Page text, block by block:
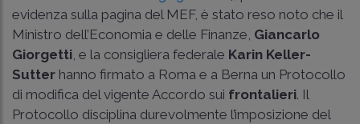
evidenza sulla pagina del MEF, è stato reso noto che il
Ministro dell’Economia e delle Finanze, Giancarlo
Giorgetti, e la consigliera federale Karin Keller-
Sutter hanno firmato a Roma e a Berna un Protocollo
di modifica del vigente Accordo sui frontalieri. Il
Protocollo disciplina durevolmente l’imposizione del